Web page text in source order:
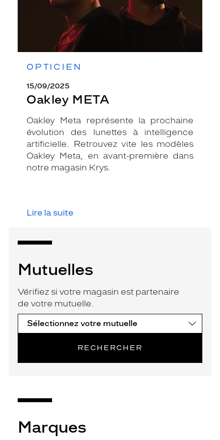
OPTICIEN
15/09/2025
Oakley META
Oakley Meta représente la prochaine
évolution des lunettes à intelligence
artificielle. Retrouvez vite les modèles
Oakley Meta, en avant-première dans
notre magasin Krys.
Lire la suite
Mutuelles
Vérifiez si votre magasin est partenaire
de votre mutuelle.
RECHERCHER
Marques